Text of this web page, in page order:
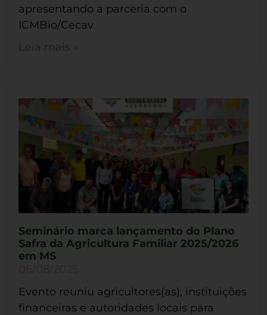
apresentando a parceria com o
ICMBio/Cecav
Leia mais »
Seminário marca lançamento do Plano
Safra da Agricultura Familiar 2025/2026
em MS
Evento reuniu agricultores(as), instituições
financeiras e autoridades locais para